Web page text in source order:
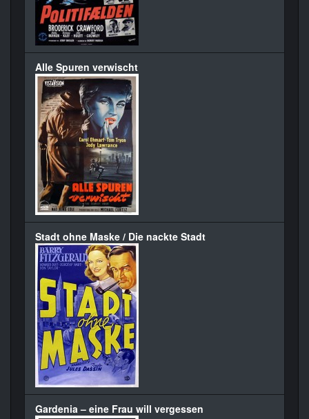
Alle Spuren verwischt
Stadt ohne Maske / Die nackte Stadt
Gardenia – eine Frau will vergessen